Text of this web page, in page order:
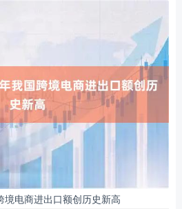
电商进出口额创历史新高